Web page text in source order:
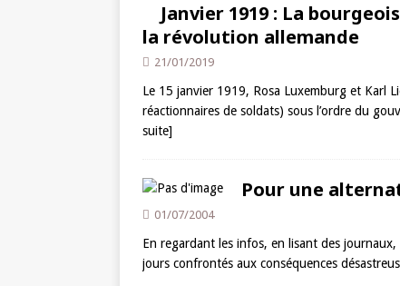
Janvier 1919 : La
la révolution allemande
21/01/2019
Le 15 janvier 1919, Rosa Luxemburg et Karl
réactionnaires de soldats) sous l’ordre du
suite]
Pour une
01/07/2004
En regardant les infos, en lisant des
jours confrontés aux conséquences